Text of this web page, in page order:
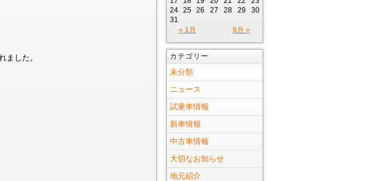
ました。
« 1月 9月 »
24 25 26 27 28 29
30
31
カテゴリー
未分類
ニュース
試乗車情報
新車情報
中古車情報
大切なお知らせ
地元紹介